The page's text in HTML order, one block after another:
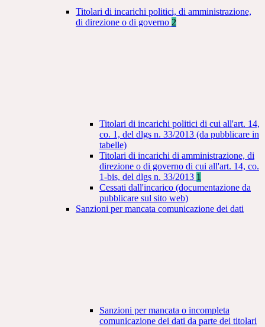
Titolari di incarichi politici, di amministrazione,
di direzione o di governo 2
Titolari di incarichi politici di cui all'art. 14,
co. 1, del dlgs n. 33/2013 (da pubblicare in
tabelle)
Titolari di incarichi di amministrazione, di
direzione o di governo di cui all'art. 14, co.
1-bis, del dlgs n. 33/2013 1
Cessati dall'incarico (documentazione da
pubblicare sul sito web)
Sanzioni per mancata comunicazione dei dati
Sanzioni per mancata o incompleta
comunicazione dei dati da parte dei titolari